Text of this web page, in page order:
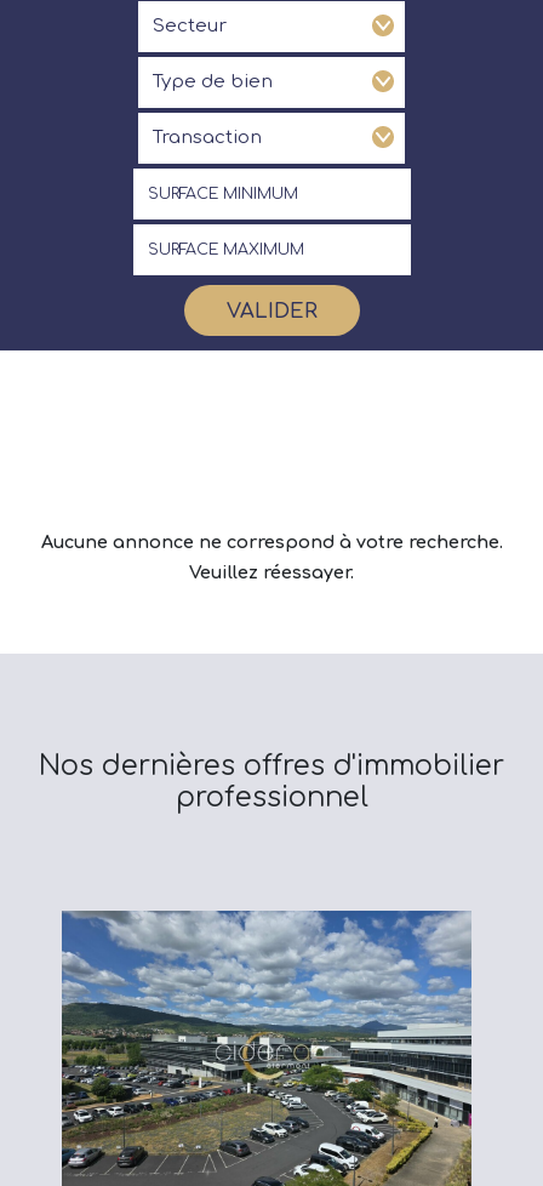
Secteur
Secteur
Type de bien
Type de bien
Transaction
Transaction
Surface minimum
Surface maximum
VALIDER
Aucune annonce ne correspond à votre recherche.
Veuillez réessayer.
Nos dernières offres d'immobilier
professionnel